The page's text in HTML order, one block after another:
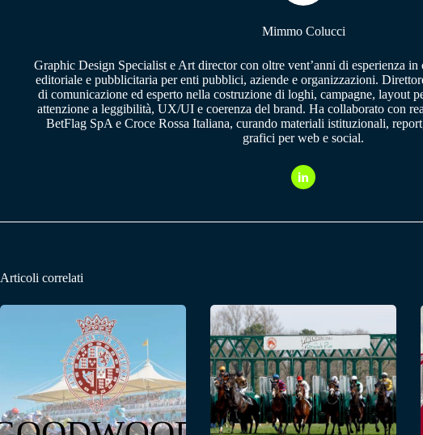
Mimmo Colucci
Graphic Design Specialist e Art director con oltre vent’anni di esperienza
editoriale e pubblicitaria per enti pubblici, aziende e organizzazioni.
di comunicazione ed esperto nella costruzione di loghi, campagne, layout
attenzione a leggibilità, UX/UI e coerenza del brand. Ha collaborato con
BetFlag SpA e Croce Rossa Italiana, curando materiali istituzionali,
grafici per web e social.
Articoli correlati